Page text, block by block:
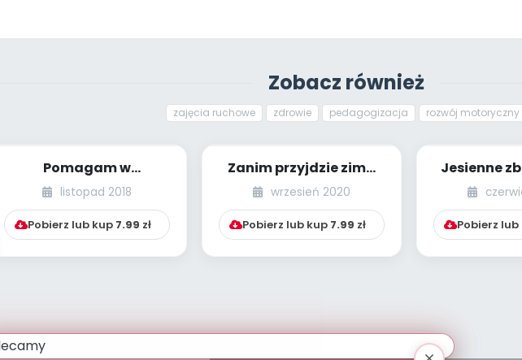
Zobacz również
zajęcia ruchowe zdrowie pedagogizacja rozwój motoryczny
Pomagam w
przedszkolu [PBP -
dzieci starsze - numer
4]
listopad 2018
Pobierz lub kup 7.99 zł
Zanim przyjdzie zima
[PBP - dzieci starsze -
wrzesień 2020
Pobierz lub kup 7.99 zł
Jesienne
dzieci
Pobierz lub